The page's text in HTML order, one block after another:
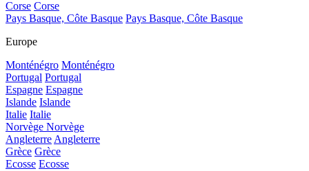
Corse Corse
Pays Basque, Côte Basque Pays Basque, Côte Basque
Europe
Monténégro Monténégro
Portugal Portugal
Espagne Espagne
Islande Islande
Italie Italie
Norvège Norvège
AngleterreAngleterre
Grèce Grèce
Ecosse Ecosse